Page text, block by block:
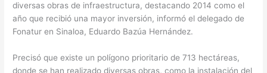
diversas obras de infraestructura, destacando 2014 como el
año que recibió una mayor inversión, informó el delegado de
Fonatur en Sinaloa, Eduardo Bazúa Hernández.
Precisó que existe un polígono prioritario de 713 hectáreas,
donde se han realizado diversas obras, como la instalación del